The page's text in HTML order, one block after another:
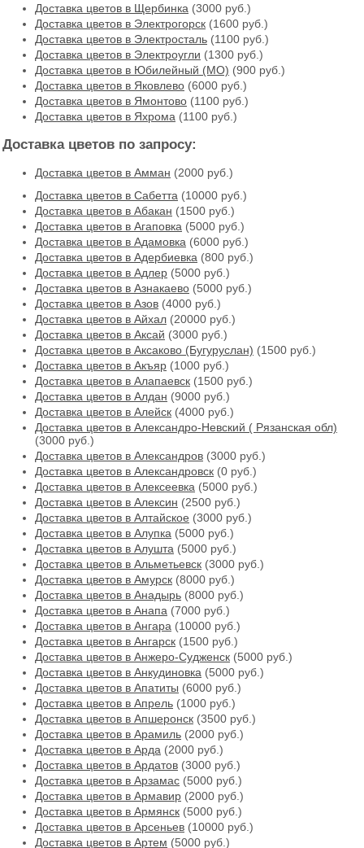
Доставка цветов в Щербинка (3000 руб.)
Доставка цветов в Электрогорск (1600 руб.)
Доставка цветов в Электросталь (1100 руб.)
Доставка цветов в Электроугли (1300 руб.)
Доставка цветов в Юбилейный (МО) (900 руб.)
Доставка цветов в Яковлево (6000 руб.)
Доставка цветов в Ямонтово (1100 руб.)
Доставка цветов в Яхрома (1100 руб.)
Доставка цветов по запросу:
Доставка цветов в Амман (2000 руб.)
Доставка цветов в Cабетта (10000 руб.)
Доставка цветов в Абакан (1500 руб.)
Доставка цветов в Агаповка (5000 руб.)
Доставка цветов в Адамовка (6000 руб.)
Доставка цветов в Адербиевка (800 руб.)
Доставка цветов в Адлер (5000 руб.)
Доставка цветов в Азнакаево (5000 руб.)
Доставка цветов в Азов (4000 руб.)
Доставка цветов в Айхал (20000 руб.)
Доставка цветов в Аксай (3000 руб.)
Доставка цветов в Аксаково (Бугуруслан) (1500 руб.)
Доставка цветов в Акъяр (1000 руб.)
Доставка цветов в Алапаевск (1500 руб.)
Доставка цветов в Алдан (9000 руб.)
Доставка цветов в Алейск (4000 руб.)
Доставка цветов в Александро-Невский ( Рязанская обл)
(3000 руб.)
Доставка цветов в Александров (3000 руб.)
Доставка цветов в Александровск (0 руб.)
Доставка цветов в Алексеевка (5000 руб.)
Доставка цветов в Алексин (2500 руб.)
Доставка цветов в Алтайское (3000 руб.)
Доставка цветов в Алупка (5000 руб.)
Доставка цветов в Алушта (5000 руб.)
Доставка цветов в Альметьевск (3000 руб.)
Доставка цветов в Амурск (8000 руб.)
Доставка цветов в Анадырь (8000 руб.)
Доставка цветов в Анапа (7000 руб.)
Доставка цветов в Ангара (10000 руб.)
Доставка цветов в Ангарск (1500 руб.)
Доставка цветов в Анжеро-Судженск (5000 руб.)
Доставка цветов в Анкудиновка (5000 руб.)
Доставка цветов в Апатиты (6000 руб.)
Доставка цветов в Апрель (1000 руб.)
Доставка цветов в Апшеронск (3500 руб.)
Доставка цветов в Арамиль (2000 руб.)
Доставка цветов в Арда (2000 руб.)
Доставка цветов в Ардатов (3000 руб.)
Доставка цветов в Арзамас (5000 руб.)
Доставка цветов в Армавир (2000 руб.)
Доставка цветов в Армянск (5000 руб.)
Доставка цветов в Арсеньев (10000 руб.)
Доставка цветов в Артем (5000 руб.)